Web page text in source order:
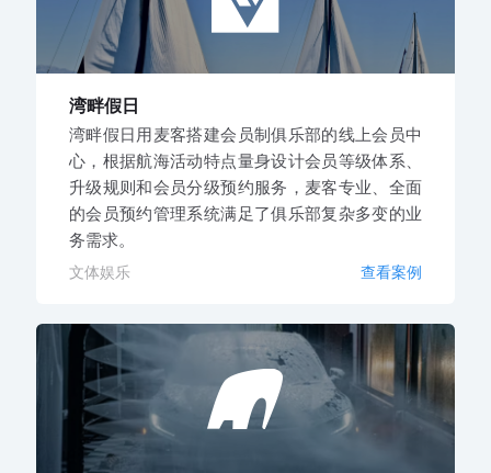
湾畔假日
湾畔假日用麦客搭建会员制俱乐部的线上会员中
心，根据航海活动特点量身设计会员等级体系、
升级规则和会员分级预约服务，麦客专业、全面
的会员预约管理系统满足了俱乐部复杂多变的业
务需求。
文体娱乐 查看案例